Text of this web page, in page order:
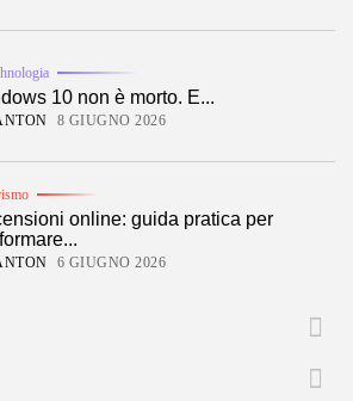
10 non è morto. E...
8 GIUGNO 2026
online: guida pratica per
6 GIUGNO 2026